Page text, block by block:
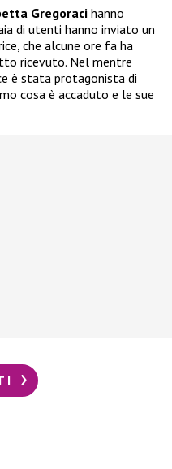
Gregoraci hanno
di utenti hanno inviato un
che alcune ore fa ha
ricevuto. Nel mentre
è stata protagonista di
cosa è accaduto e le sue